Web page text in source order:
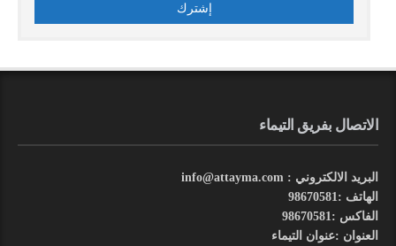
الاتصال بفريق التيماء
البريد الالكتروني : info@attayma.com
الهاتف :98670581
الفاكس :98670581
العنوان :عنوان التيماء